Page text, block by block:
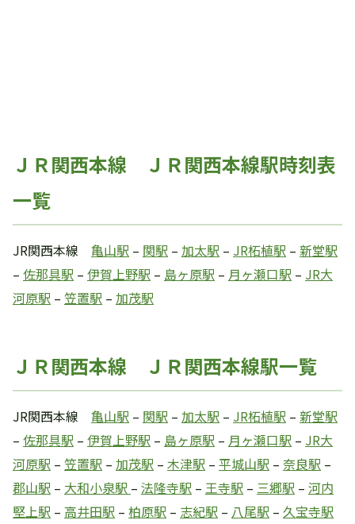
ＪＲ関西本線 ＪＲ関西本線駅時刻表
一覧
JR関西本線 亀山駅 – 関駅 – 加太駅 – JR柘植駅 – 新堂駅
– 佐那具駅 – 伊賀上野駅 – 島ヶ原駅 – 月ヶ瀬口駅 – JR大
河原駅 – 笠置駅 – 加茂駅
ＪＲ関西本線 ＪＲ関西本線駅一覧
JR関西本線 亀山駅 – 関駅 – 加太駅 – JR柘植駅 – 新堂駅
– 佐那具駅 – 伊賀上野駅 – 島ヶ原駅 – 月ヶ瀬口駅 – JR大
河原駅 – 笠置駅 – 加茂駅 – 木津駅 – 平城山駅 – 奈良駅 –
郡山駅 – 大和小泉駅 – 法隆寺駅 – 王寺駅 – 三郷駅 – 河内
堅上駅 – 高井田駅 – 柏原駅 – 志紀駅 – 八尾駅 – 久宝寺駅